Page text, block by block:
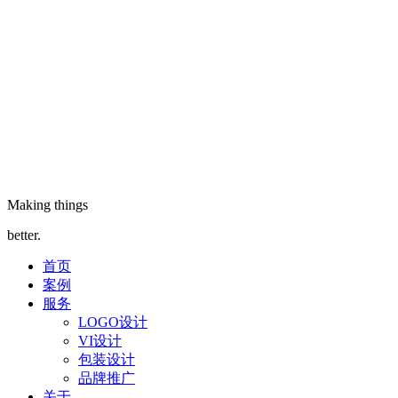
Making things
better.
首页
案例
服务
LOGO设计
VI设计
包装设计
品牌推广